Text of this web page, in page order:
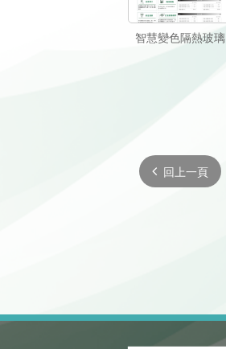
智慧變色隔熱玻璃
回上一頁